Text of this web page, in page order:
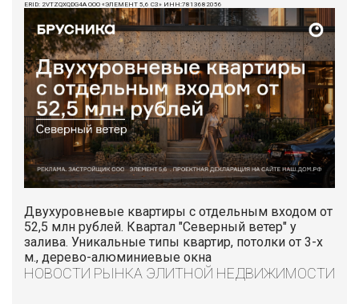
ERID: 2VTZQXQDG4A ООО «ЭЛЕМЕНТ 5,6 СЗ» ИНН:7813682056
Двухуровневые квартиры с отдельным входом от
52,5 млн рублей. Квартал "Северный ветер" у
залива. Уникальные типы квартир, потолки от 3-х
м., дерево-алюминиевые окна
НОВОСТИ РЫНКА ЭЛИТНОЙ НЕДВИЖИМОСТИ